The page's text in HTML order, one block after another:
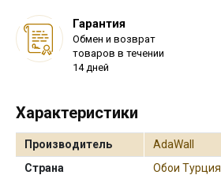
Гарантия
Обмен и возврат
товаров в течении
14 дней
Характеристики
Производитель
AdaWall
Страна
Обои Турция